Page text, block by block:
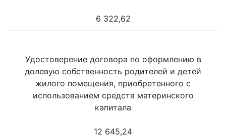
6 322,62
Удостоверение договора по оформлению в
долевую собственность родителей и детей
жилого помещения, приобретенного с
использованием средств материнского
капитала
12 645,24